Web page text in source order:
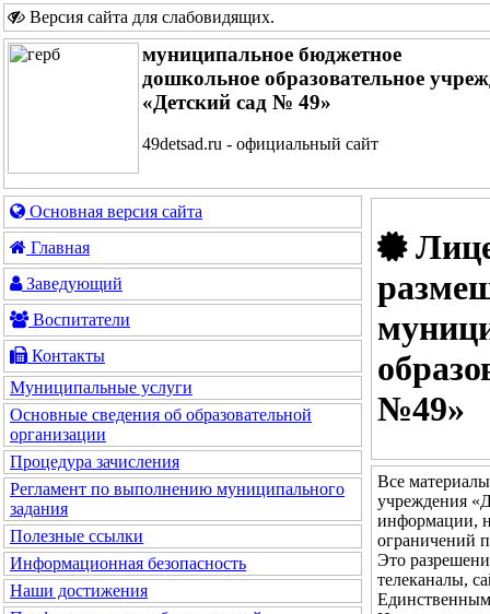
Версия сайта для слабовидящих.
муниципальное бюджетное
дошкольное образовательное
«Детский сад № 49»
49detsad.ru - официальный сайт
Основная версия сайта
Главная
Заведующий
Воспитатели
Контакты
Муниципальные услуги
Основные сведения об образовательной
организации
Процедура зачисления
Регламент по выполнению муниципального
задания
Полезные ссылки
Информационная безопасность
Наши достижения
№49»
Все
учреждения
информации,
ограничений
Это
телеканалы,
Единственным